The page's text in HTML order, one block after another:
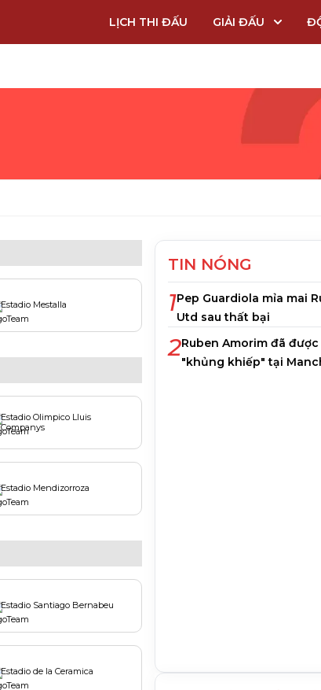
LỊCH THI ĐẤU GIẢI ĐẤU
Estadio Mestalla
Estadio Olimpico Lluis
Companys
Estadio Mendizorroza
Estadio Santiago Bernabeu
Estadio de la Ceramica
TIN NÓNG
1Pep Guardiola mỉa mai
Utd sau thất bại
2Ruben Amorim đã
"khủng khiếp" tại